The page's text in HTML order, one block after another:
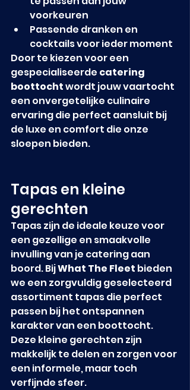
voorkeuren
Passende dranken en
cocktails voor ieder moment
Door te kiezen voor een
gespecialiseerde catering
boottocht wordt jouw vaartocht
een onvergetelijke culinaire
ervaring die perfect aansluit bij
de luxe en comfort die onze
sloepen bieden.
Tapas en kleine
gerechten
Tapas zijn de ideale keuze voor
een gezellige en smaakvolle
invulling van je catering aan
boord. Bij What The Fleet bieden
we een zorgvuldig geselecteerd
assortiment tapas die perfect
passen bij het ontspannen
karakter van een boottocht.
Deze kleine gerechten zijn
makkelijk te delen en zorgen voor
een informele, maar toch
verfijnde sfeer.